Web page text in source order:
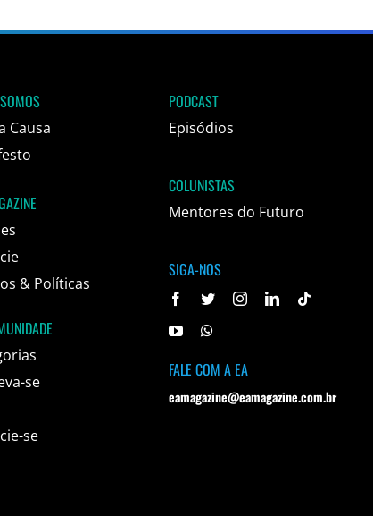
Causa
& Políticas
se
se
PODCAST
Episódios
COLUNISTAS
Mentores do Futuro
SIGA-NOS
FALE COM A EA
eamagazine@eamagazine.com.br